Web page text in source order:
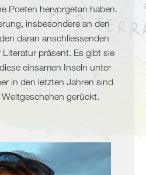
Poeten hervorgetan haben.
insbesondere an den
daran anschliessenden
präsent. Es gibt sie
einsamen Inseln unter
in den letzten Jahren sind
gerückt.